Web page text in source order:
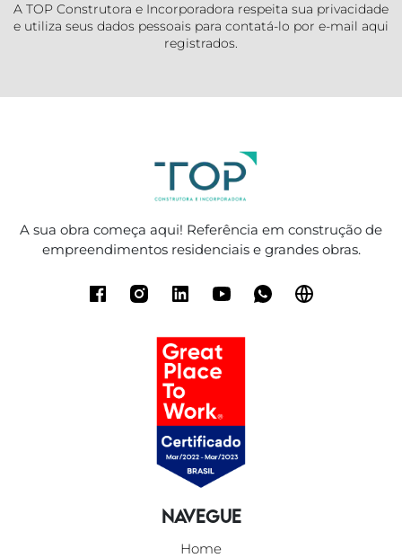
A TOP Construtora e Incorporadora respeita sua privacidade
e utiliza seus dados pessoais para contatá-lo por e-mail aqui
registrados.
A sua obra começa aqui! Referência em construção de
empreendimentos residenciais e grandes obras.
Navegue
Home